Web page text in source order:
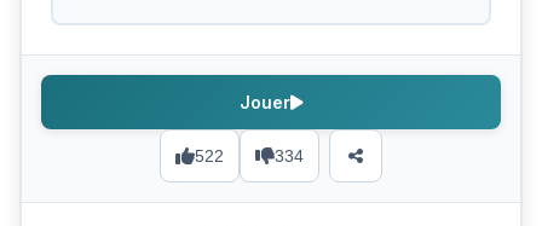
522 334
Jouer